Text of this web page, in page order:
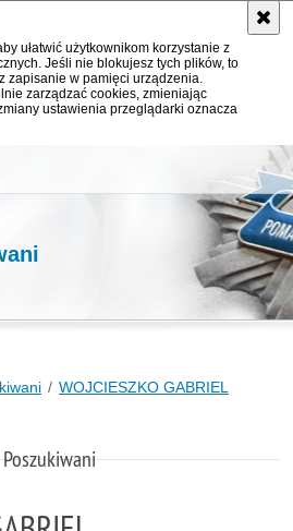
ułatwić użytkownikom korzystanie z
Jeśli nie blokujesz tych plików, to
zapisanie w pamięci urządzenia.
zarządzać cookies, zmieniając
ustawienia przeglądarki oznacza
WOJCIESZKO GABRIEL
Poszukiwani